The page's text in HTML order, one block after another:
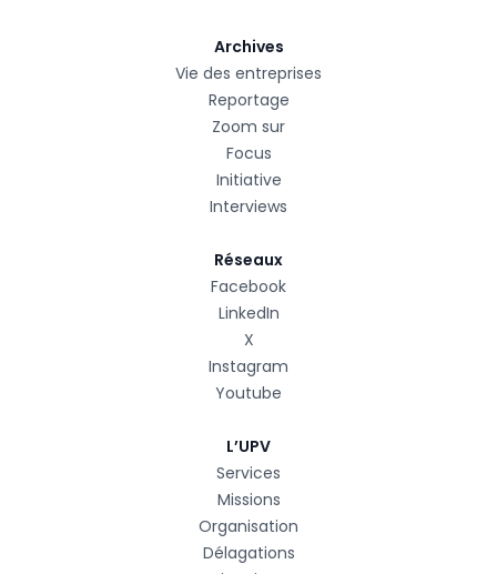
Archives
Vie des entreprises
Reportage
Zoom sur
Focus
Initiative
Interviews
Réseaux
Facebook
LinkedIn
X
Instagram
Youtube
L’UPV
Services
Missions
Organisation
Délagations